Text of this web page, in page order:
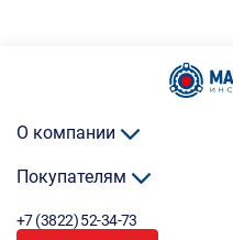
О компании
Покупателям
+7 (3822) 52-34-73